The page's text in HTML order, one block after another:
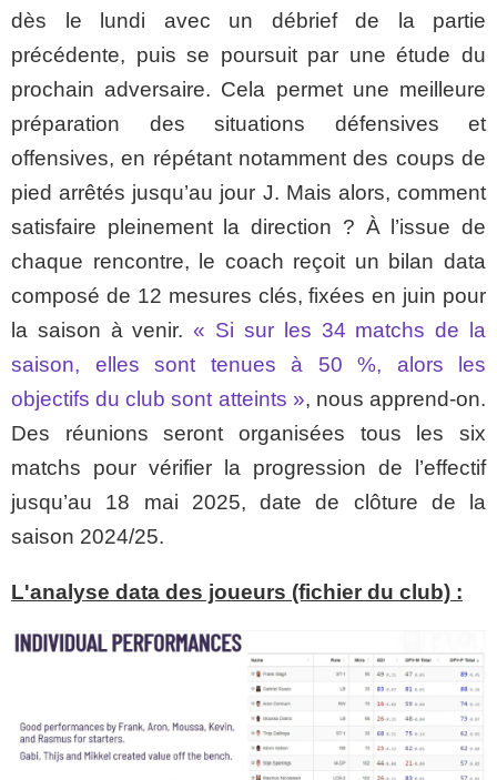
dès le lundi avec un débrief de la partie
précédente, puis se poursuit par une étude du
prochain adversaire. Cela permet une meilleure
préparation des situations défensives et
offensives, en répétant notamment des coups de
pied arrêtés jusqu’au jour J. Mais alors, comment
satisfaire pleinement la direction ? À l’issue de
chaque rencontre, le coach reçoit un bilan data
composé de 12 mesures clés, fixées en juin pour
la saison à venir. « Si sur les 34 matchs de la
saison, elles sont tenues à 50 %, alors les
objectifs du club sont atteints », nous apprend-on.
Des réunions seront organisées tous les six
matchs pour vérifier la progression de l’effectif
jusqu’au 18 mai 2025, date de clôture de la
saison 2024/25.
L'analyse data des joueurs (fichier du club) :